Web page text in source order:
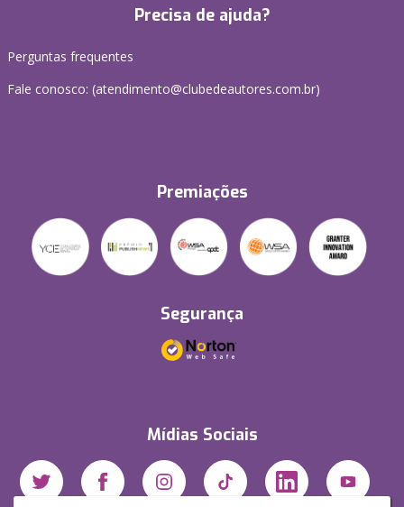
Precisa de ajuda?
Perguntas frequentes
Fale conosco: (atendimento@clubedeautores.com.br)
Premiações
Segurança
Mídias Sociais